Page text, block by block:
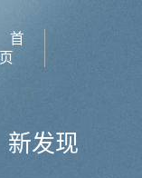
首
页
新发现